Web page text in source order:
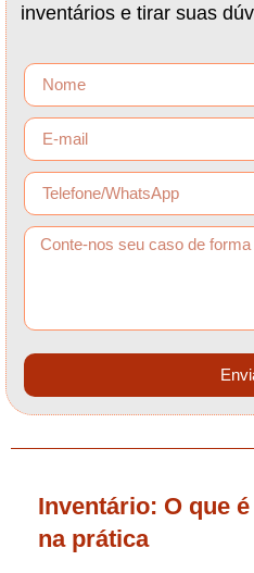
inventários e tirar suas
Inventário: O que
na prática